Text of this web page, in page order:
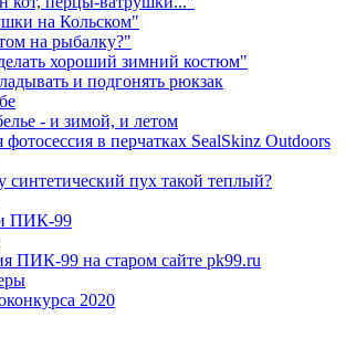
на Кольском"
на рыбалку?"
хороший зимний костюм"
и подгонять рюкзак
- и зимой, и летом
фотосессия в перчатках SealSkinz Outdoors
синтетический пух такой теплый?
ПИК-99
ПИК-99 на старом сайте pk99.ru
2020